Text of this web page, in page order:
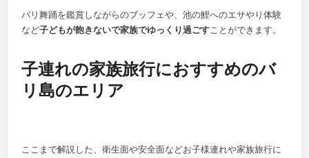
バリ舞踊を鑑賞しながらのブッフェや、池の鯉へのエサやり体験
など子どもが飽きないで家族でゆっくり過ごすことができます。
子連れの家族旅行におすすめのバ
リ島のエリア
ここまで解説した、衛生面や安全面などお子様連れや家族旅行に